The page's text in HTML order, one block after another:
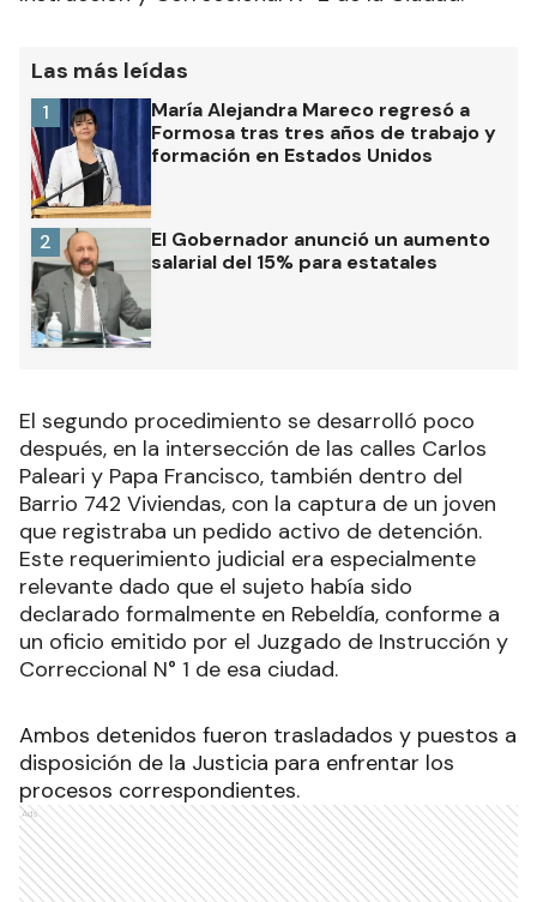
Las más leídas
María Alejandra Mareco regresó a
Formosa tras tres años de trabajo y
formación en Estados Unidos
1
El Gobernador anunció un aumento
salarial del 15% para estatales
2
El segundo procedimiento se desarrolló poco
después, en la intersección de las calles Carlos
Paleari y Papa Francisco, también dentro del
Barrio 742 Viviendas, con la captura de un joven
que registraba un pedido activo de detención.
Este requerimiento judicial era especialmente
relevante dado que el sujeto había sido
declarado formalmente en Rebeldía, conforme a
un oficio emitido por el Juzgado de Instrucción y
Correccional N° 1 de esa ciudad.
Ambos detenidos fueron trasladados y puestos a
disposición de la Justicia para enfrentar los
procesos correspondientes.
Ads